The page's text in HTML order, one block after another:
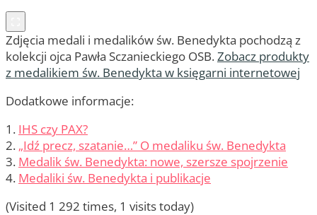
Zdjęcia medali i medalików św. Benedykta pochodzą z
kolekcji ojca Pawła Sczanieckiego OSB.Zobacz produkty
z medalikiem św. Benedykta w księgarni internetowej
Dodatkowe informacje:
1. IHS czy PAX?
2. „Idź precz, szatanie…” O medaliku św. Benedykta
3. Medalik św. Benedykta: nowe, szersze spojrzenie
4. Medaliki św. Benedykta i publikacje
(Visited 1 292 times, 1 visits today)